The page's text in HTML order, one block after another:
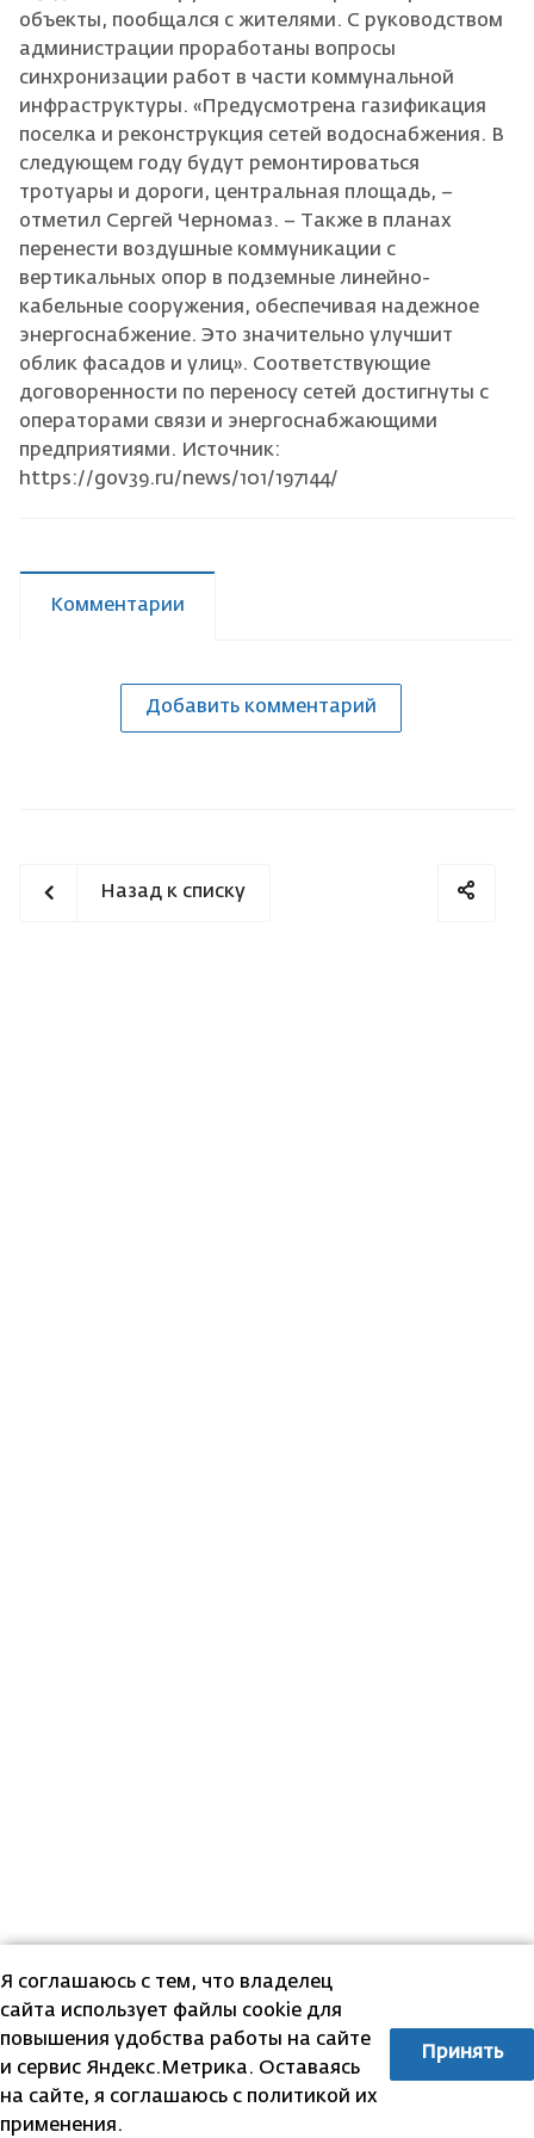
объекты, пообщался с жителями. С руководством
администрации проработаны вопросы
синхронизации работ в части коммунальной
инфраструктуры. «Предусмотрена газификация
поселка и реконструкция сетей водоснабжения. В
следующем году будут ремонтироваться
тротуары и дороги, центральная площадь, –
отметил Сергей Черномаз. – Также в планах
перенести воздушные коммуникации с
вертикальных опор в подземные линейно-
кабельные сооружения, обеспечивая надежное
энергоснабжение. Это значительно улучшит
облик фасадов и улиц». Соответствующие
договоренности по переносу сетей достигнуты с
операторами связи и энергоснабжающими
предприятиями. Источник:
https://gov39.ru/news/101/197144/
Комментарии
Добавить комментарий
Назад к списку
Я соглашаюсь с тем, что владелец
сайта использует файлы cookie для
повышения удобства работы на сайте
и сервис Яндекс.Метрика. Оставаясь
на сайте, я соглашаюсь с политикой их
применения.
Принять